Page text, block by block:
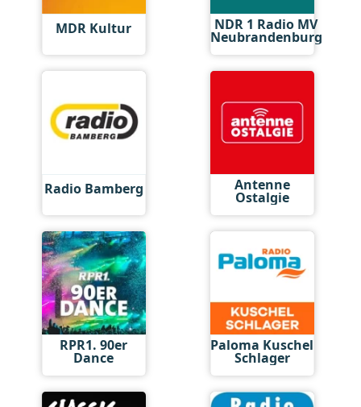
MDR Kultur NDR 1 Radio MV
Neubrandenburg
Radio Bamberg Antenne
Ostalgie
RPR1. 90er
Dance
Paloma Kuschel
Schlager